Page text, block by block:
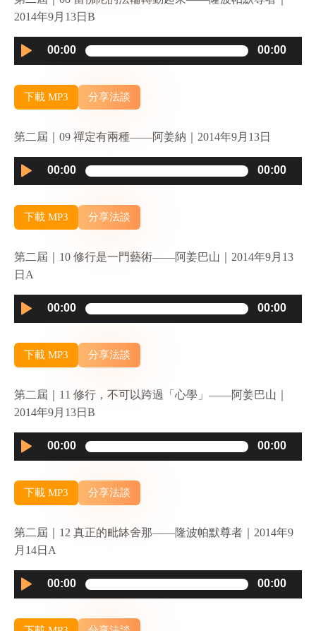
2014年9月13日B
Audio
Player
00:00 00:00
下載 MP3 分享法談
第二屆｜09 禪定有兩種——阿姜納｜2014年9月13日
Audio
Player
00:00 00:00
下載 MP3 分享法談
第二屆｜10 修行是一門藝術——阿姜巴山｜2014年9月13
日A
Audio
Player
00:00 00:00
下載 MP3 分享法談
第二屆｜11 修行，不可以跨過「心學」——阿姜巴山｜
2014年9月13日B
Audio
Player
00:00 00:00
下載 MP3 分享法談
第二屆｜12 真正的毗缽舍那——隆波帕默尊者｜2014年9
月14日A
Audio
Player
00:00 00:00